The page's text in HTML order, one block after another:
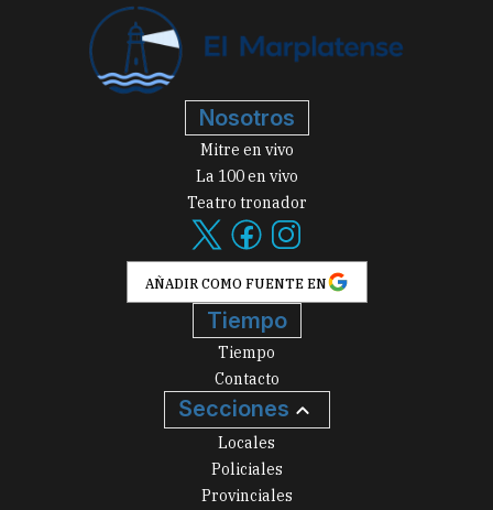
Nosotros
Mitre en vivo
La 100 en vivo
Teatro tronador
AÑADIR COMO FUENTE EN
Tiempo
Tiempo
Contacto
Secciones
Locales
Policiales
Provinciales